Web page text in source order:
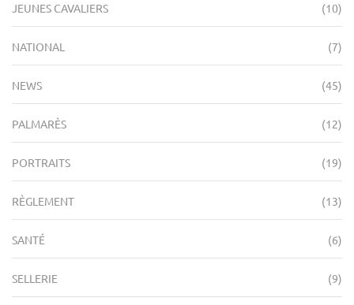
JEUNES CAVALIERS (10)
NATIONAL (7)
NEWS (45)
PALMARÈS (12)
PORTRAITS (19)
RÈGLEMENT (13)
SANTÉ (6)
SELLERIE (9)